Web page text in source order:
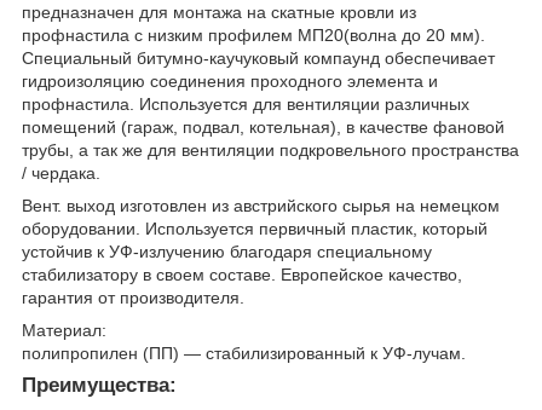
предназначен для монтажа на скатные кровли из
профнастила с низким профилем МП20(волна до 20 мм).
Специальный битумно-каучуковый компаунд обеспечивает
гидроизоляцию соединения проходного элемента и
профнастила. Используется для вентиляции различных
помещений (гараж, подвал, котельная), в качестве фановой
трубы, а так же для вентиляции подкровельного пространства
/ чердака.
Вент. выход изготовлен из австрийского сырья на немецком
оборудовании. Используется первичный пластик, который
устойчив к УФ-излучению благодаря специальному
стабилизатору в своем составе. Европейское качество,
гарантия от производителя.
Материал:
полипропилен (ПП) — стабилизированный к УФ-лучам.
Преимущества: